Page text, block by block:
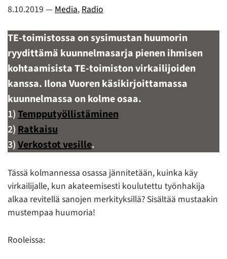
8.10.2019 — Media, Radio
TE-toimistossa on sysimustan huumorin
ryydittämä kuunnelmasarja pienen ihmisen
kohtaamisista TE-toimiston virkailijoiden
kanssa. Ilona Vuoren käsikirjoittamassa
kuunnelmassa on kolme osaa.
1)Tempputyöllistäminen
2)Ratkaisu
3)Verkostot vesille.
Tässä kolmannessa osassa jännitetään, kuinka käy
virkailijalle, kun akateemisesti koulutettu työnhakija
alkaa revitellä sanojen merkityksillä? Sisältää mustaakin
mustempaa huumoria!
Rooleissa: